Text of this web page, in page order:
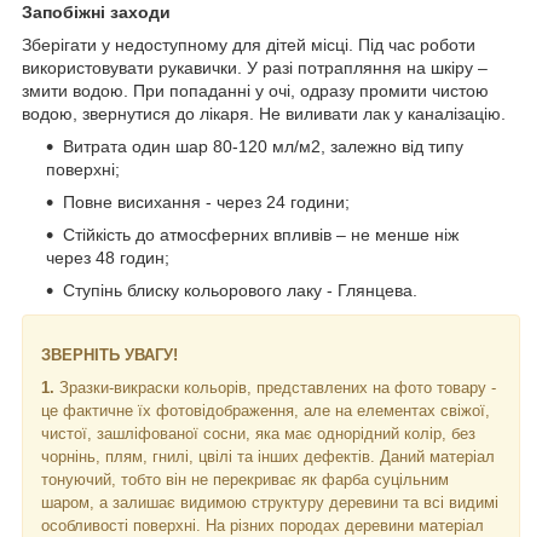
Запобіжні заходи
Зберігати у недоступному для дітей місці. Під час роботи
використовувати рукавички. У разі потрапляння на шкіру –
змити водою. При попаданні у очі, одразу промити чистою
водою, звернутися до лікаря. Не виливати лак у каналізацію.
Витрата один шар 80-120 мл/м2, залежно від типу
поверхні;
Повне висихання - через 24 години;
Стійкість до атмосферних впливів – не менше ніж
через 48 годин;
Ступінь блиску кольорового лаку - Глянцева.
ЗВЕРНІТЬ УВАГУ!
1. Зразки-викраски кольорів, представлених на фото товару -
це фактичне їх фотовідображення, але на елементах свіжої,
чистої, зашліфованої сосни, яка має однорідний колір, без
чорнінь, плям, гнилі, цвілі та інших дефектів. Даний матеріал
тонуючий, тобто він не перекриває як фарба суцільним
шаром, а залишає видимою структуру деревини та всі видимі
особливості поверхні. На різних породах деревини матеріал